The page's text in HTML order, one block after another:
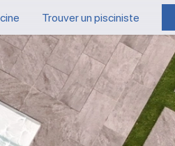
Trouver un pisciniste